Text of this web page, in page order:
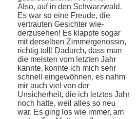
Also, auf in den Schwarzwald.
Es war so eine Freude, die
vertrauten Gesichter wie­
derzusehen! Es klappte sogar
mit dersel­ben Zimmergenossin,
richtig toll! Dadurch, dass man
die meisten vom letzten Jahr
kannte, konnte ich mich sehr
schnell ein­gewöhnen, es nahm
mir auch viel von der
Unsicherheit, die ich letztes Jahr
noch hatte, weil alles so neu
war. Es ging los wie immer, am